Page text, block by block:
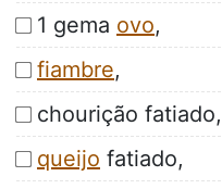
1 gema ovo,
fiambre,
chourição fatiado,
queijo fatiado,